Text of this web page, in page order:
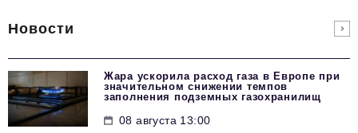
Новости
Жара ускорила расход газа в Европе при
значительном снижении темпов
заполнения подземных газохранилищ
08 августа 13:00